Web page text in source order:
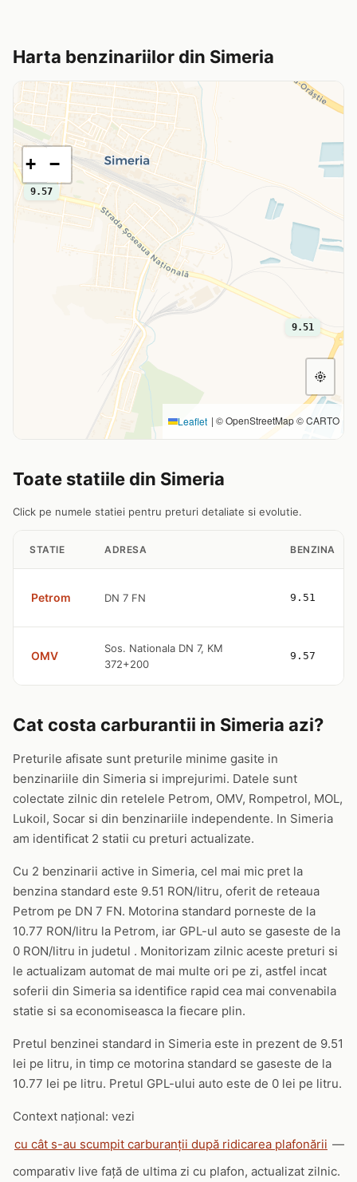
Harta benzinariilor din Simeria
9.51
9.57
+ −
Leaflet | © OpenStreetMap © CARTO
Toate statiile din Simeria
Click pe numele statiei pentru preturi detaliate si evolutie.
STATIE ADRESA BENZINA
Petrom DN 7 FN 9.51
OMV
Sos. Nationala DN 7, KM
372+200
9.57
Cat costa carburantii in Simeria azi?
Preturile afisate sunt preturile minime gasite in
benzinariile din Simeria si imprejurimi. Datele sunt
colectate zilnic din retelele Petrom, OMV, Rompetrol, MOL,
Lukoil, Socar si din benzinariile independente. In Simeria
am identificat 2 statii cu preturi actualizate.
Cu 2 benzinarii active in Simeria, cel mai mic pret la
benzina standard este 9.51 RON/litru, oferit de reteaua
Petrom pe DN 7 FN. Motorina standard porneste de la
10.77 RON/litru la Petrom, iar GPL-ul auto se gaseste de la
0 RON/litru in judetul . Monitorizam zilnic aceste preturi si
le actualizam automat de mai multe ori pe zi, astfel incat
soferii din Simeria sa identifice rapid cea mai convenabila
statie si sa economiseasca la fiecare plin.
Pretul benzinei standard in Simeria este in prezent de 9.51
lei pe litru, in timp ce motorina standard se gaseste de la
10.77 lei pe litru. Pretul GPL-ului auto este de 0 lei pe litru.
Context național: vezi
cu cât s-au scumpit carburanții după ridicarea plafonării —
comparativ live față de ultima zi cu plafon, actualizat zilnic.